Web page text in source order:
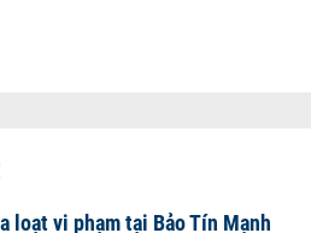
loạt vi phạm tại Bảo Tín Mạnh